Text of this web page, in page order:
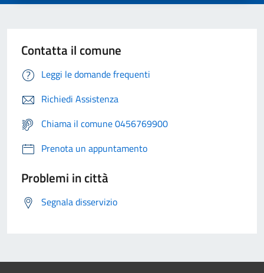
Contatta il comune
Leggi le domande frequenti
Richiedi Assistenza
Chiama il comune 0456769900
Prenota un appuntamento
Problemi in città
Segnala disservizio